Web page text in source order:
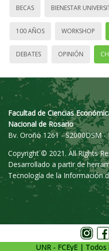
BECAS BIENESTAR
100 AÑOS WORKSHOP
DEBATES OPINIÓN
Facultad de Ciencias
Nacional de Rosario
Bv. Oroño 1261 - S2000DSM -
Copyright © 2021. All Rights
Desarrollado a partir de
Tecnología de la Información
UNR - FCEyE |